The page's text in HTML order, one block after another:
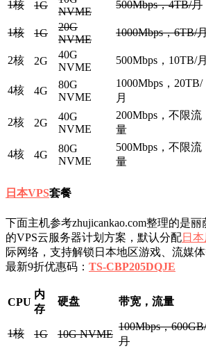
1核 1G
NVME
500Mbps，4TB/月
1核 1G
20G
NVME
1000Mbps，6TB/
2核 2G
40G
NVME
500Mbps，10TB/月
4核 4G
80G
NVME
1000Mbps，20TB/
月
2核 2G
40G
NVME
200Mbps，不限流
量
4核 4G
80G
NVME
500Mbps，不限流
量
日本VPS套餐
下面主机参考zhujicankao.com整理的是
的VPS云服务器计划方案，默认分配日
际网络，支持解锁日本地区游戏、流媒
最新9折优惠码： TS-CBP205DQJE
CPU
内
存
硬盘 带宽，流量
1核 1G 10G NVME
100Mbps，600GB/
月